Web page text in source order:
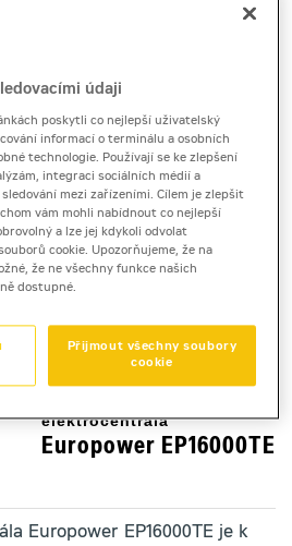
elektrocentrála
Europower EP16000TE
Europower EP16000TE je k
údaji
poskytli co nejlepší uživatelský
informací o terminálu a osobních
technologie. Používají se ke zlepšení
integraci sociálních médií a
mezi zařízeními. Cílem je zlepšit
vám mohli nabídnout co nejlepší
a lze jej kdykoli odvolat
cookie. Upozorňujeme, že na
že ne všechny funkce našich
dostupné.
Přijmout všechny soubory
cookie